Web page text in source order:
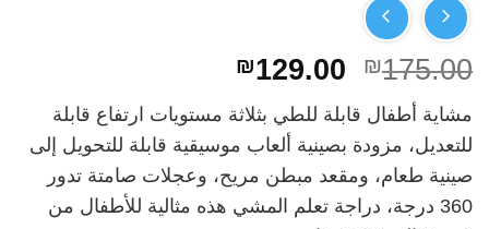
₪175.00
السعر
الأصلي
هو:
₪175.00.
₪129.00 السعر
الحالي
هو:
₪129.00.
مشاية أطفال قابلة للطي بثلاثة مستويات ارتفاع قابلة
للتعديل، مزودة بصينية ألعاب موسيقية قابلة للتحويل إلى
صينية طعام، ومقعد مبطن مريح، وعجلات صامتة تدور
360 درجة، دراجة تعلم المشي هذه مثالية للأطفال من